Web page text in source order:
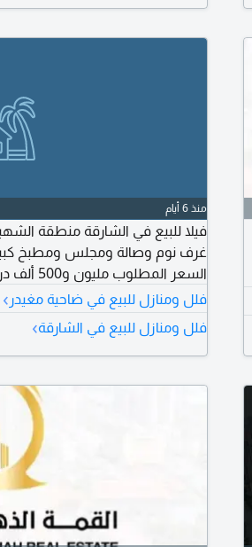
منذ 6 أيام
السعر المطلوب مليون و500 ألف درهم
فلل ومنازل للبيع في ضاحية مغيدر ›
فلل ومنازل للبيع في الشارقة›